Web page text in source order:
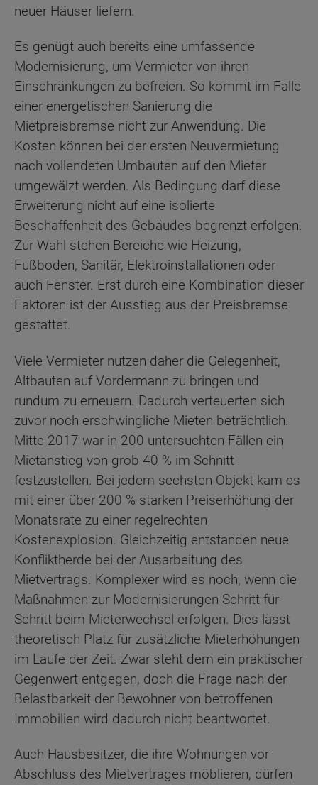
neuer Häuser liefern.
Es genügt auch bereits eine umfassende
Modernisierung, um Vermieter von ihren
Einschränkungen zu befreien. So kommt im Falle
einer energetischen Sanierung die
Mietpreisbremse nicht zur Anwendung. Die
Kosten können bei der ersten Neuvermietung
nach vollendeten Umbauten auf den Mieter
umgewälzt werden. Als Bedingung darf diese
Erweiterung nicht auf eine isolierte
Beschaffenheit des Gebäudes begrenzt erfolgen.
Zur Wahl stehen Bereiche wie Heizung,
Fußboden, Sanitär, Elektroinstallationen oder
auch Fenster. Erst durch eine Kombination dieser
Faktoren ist der Ausstieg aus der Preisbremse
gestattet.
Viele Vermieter nutzen daher die Gelegenheit,
Altbauten auf Vordermann zu bringen und
rundum zu erneuern. Dadurch verteuerten sich
zuvor noch erschwingliche Mieten beträchtlich.
Mitte 2017 war in 200 untersuchten Fällen ein
Mietanstieg von grob 40 % im Schnitt
festzustellen. Bei jedem sechsten Objekt kam es
mit einer über 200 % starken Preiserhöhung der
Monatsrate zu einer regelrechten
Kostenexplosion. Gleichzeitig entstanden neue
Konfliktherde bei der Ausarbeitung des
Mietvertrags. Komplexer wird es noch, wenn die
Maßnahmen zur Modernisierungen Schritt für
Schritt beim Mieterwechsel erfolgen. Dies lässt
theoretisch Platz für zusätzliche Mieterhöhungen
im Laufe der Zeit. Zwar steht dem ein praktischer
Gegenwert entgegen, doch die Frage nach der
Belastbarkeit der Bewohner von betroffenen
Immobilien wird dadurch nicht beantwortet.
Auch Hausbesitzer, die ihre Wohnungen vor
Abschluss des Mietvertrages möblieren, dürfen